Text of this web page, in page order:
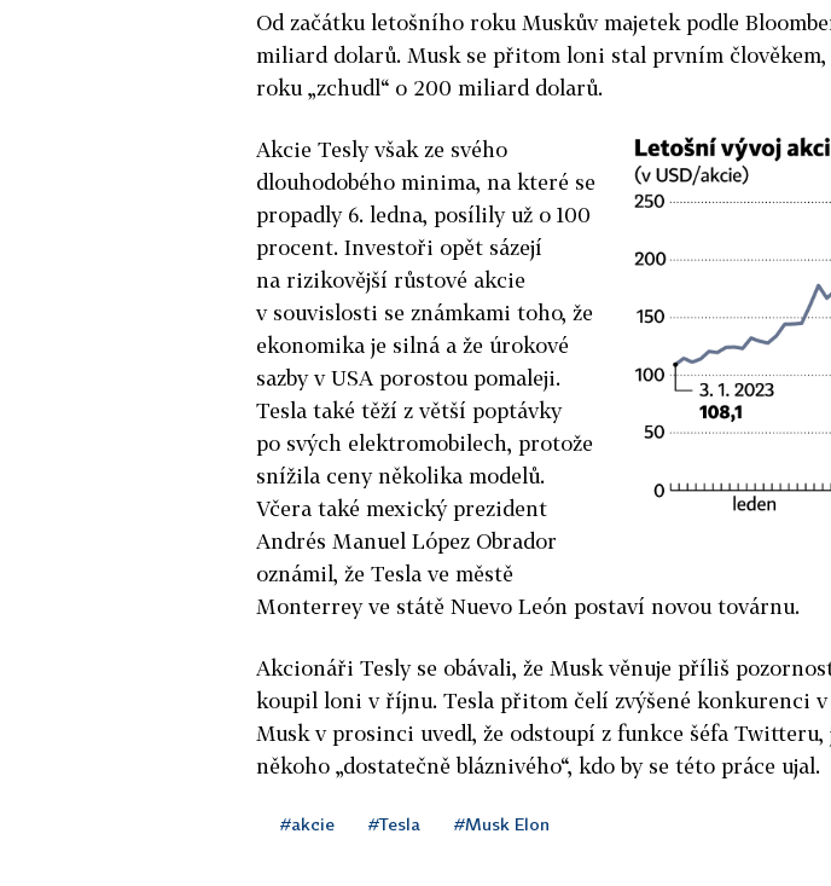
Od začátku letošního roku Muskův majetek podle
miliard dolarů. Musk se přitom loni stal prvním člověkem,
roku „zchudl“ o 200 miliard dolarů.
Akcie Tesly však ze svého
dlouhodobého minima, na které se
propadly 6. ledna, posílily už o 100
procent. Investoři opět sázejí
na rizikovější růstové akcie
v souvislosti se známkami toho, že
ekonomika je silná a že úrokové
sazby v USA porostou pomaleji.
Tesla také těží z větší poptávky
po svých elektromobilech, protože
snížila ceny několika modelů.
Včera také mexický prezident
Andrés Manuel López Obrador
oznámil, že Tesla ve městě
Monterrey ve státě Nuevo León postaví novou továrnu.
Akcionáři Tesly se obávali, že Musk věnuje příliš
koupil loni v říjnu. Tesla přitom čelí zvýšené konkurenci v
Musk v prosinci uvedl, že odstoupí z funkce šéfa Twitteru,
někoho „dostatečně bláznivého“, kdo by se této práce ujal.
#akcie #Tesla #Musk Elon